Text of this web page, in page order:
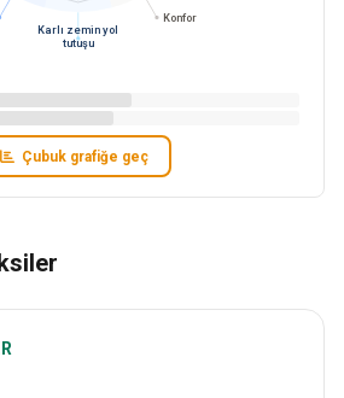
Konfor
Karlı zemin yol
tutuşu
Çubuk grafiğe geç